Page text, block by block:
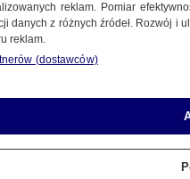
reklam. Pomiar
danych z różnych źródeł. Rozwój i
reklam.
(dostawców)